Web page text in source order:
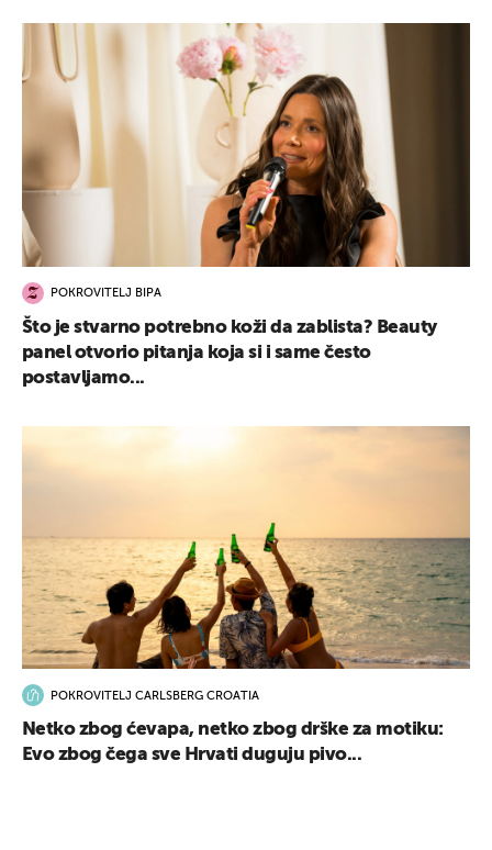
POKROVITELJ BIPA
Što je stvarno potrebno koži da zablista? Beauty
panel otvorio pitanja koja si i same često
postavljamo...
POKROVITELJ CARLSBERG CROATIA
Netko zbog ćevapa, netko zbog drške za motiku:
Evo zbog čega sve Hrvati duguju pivo...